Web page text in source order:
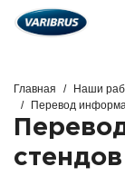
Главная
Наши
Перевод